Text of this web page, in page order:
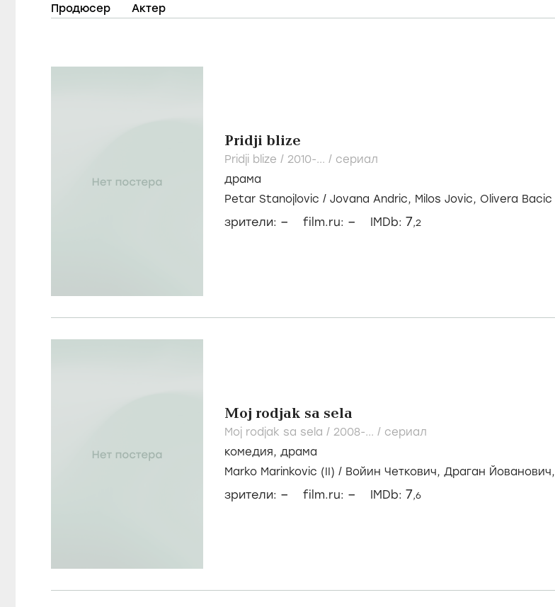
Продюсер Актер
Pridji blize
Pridji blize / 2010-... / сериал
драма
Petar Stanojlovic / Jovana Andric, Milos Jovic, Olivera Bacic
зрители: – film.ru: – IMDb: 7,2
Moj rodjak sa sela
Moj rodjak sa sela / 2008-... / сериал
комедия, драма
Marko Marinkovic (II) / Войин Четкович, Драган Йованович,
зрители: – film.ru: – IMDb: 7,6